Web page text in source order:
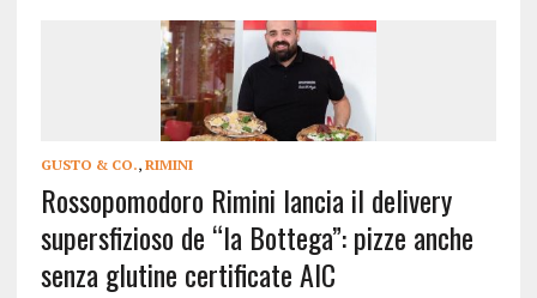
GUSTO & CO., RIMINI
Rossopomodoro Rimini lancia il delivery
supersfizioso de “la Bottega”: pizze anche
senza glutine certificate AIC